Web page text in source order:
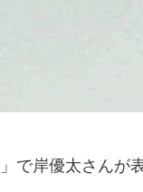
で岸優太さんが